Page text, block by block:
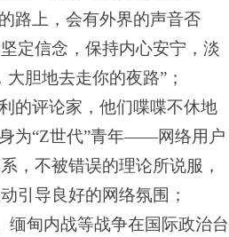
路上，会有外界的声音否
定信念，保持内心安宁，淡
胆地去走你的夜路”；
的评论家，他们喋喋不休地
为“Z世代”青年——网络用户
，不被错误的理论所说服，
引导良好的网络氛围；
缅甸内战等战争在国际政治台